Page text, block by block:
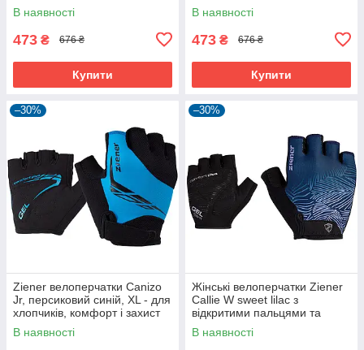
В наявності
473 ₴ 676 ₴
Купити
В наявності
473 ₴ 676 ₴
Купити
–30%
Ziener велоперчатки Canizo
Jr, персиковий синій, XL - для
хлопчиків, комфорт і захист
В наявності
–30%
Жінські велоперчатки Ziener
Callie W sweet lilac з
відкритими пальцями та
дихаючою шкірою Amara
В наявності